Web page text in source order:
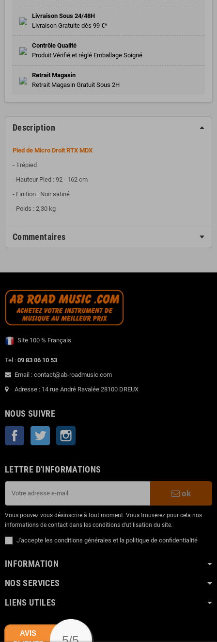
Livraison Sous 24/48H
Livraison Gratuite dès 99 €*
Contrôle Qualité
Produit Vérifié et réglé Emballage Soigné
Retrait Magasin
Retrait Magasin Gratuit Sous 2H
Description
Pied de Micro Droit RTX MDX
- Trépied
- Hauteur Pied : 92 - 162 cm
- Finition : Noir satiné
- Poids : 2,30 kg
Commentaires
Site 100 % Français
Tel : 09 83 06 10 53
Email : contact@ab-roadmusic.com
Adresse : 14 rue André Ravalée 28100 DREUX
NOUS SUIVRE
Facebook Twitter
LETTRE D'INFORMATIONS
ok
Vous pouvez vous désinscrire à tout moment. Vous trouverez pour cela nos
informations de contact dans les conditions d'utilisation du site.
J'accepte les conditions générales et la politique de confidentialité
INFORMATION
NOS SERVICES
LIENS UTILES
AVIS